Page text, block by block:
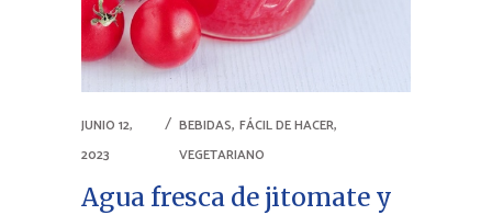
JUNIO 12,
2023
BEBIDAS,FÁCIL DE HACER,
VEGETARIANO
Agua fresca de jitomate y